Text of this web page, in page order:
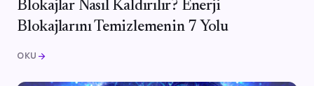
Blokajlar Nasıl Kaldırılır? Enerji
Blokajlarını Temizlemenin 7 Yolu
OKU arrow_forward